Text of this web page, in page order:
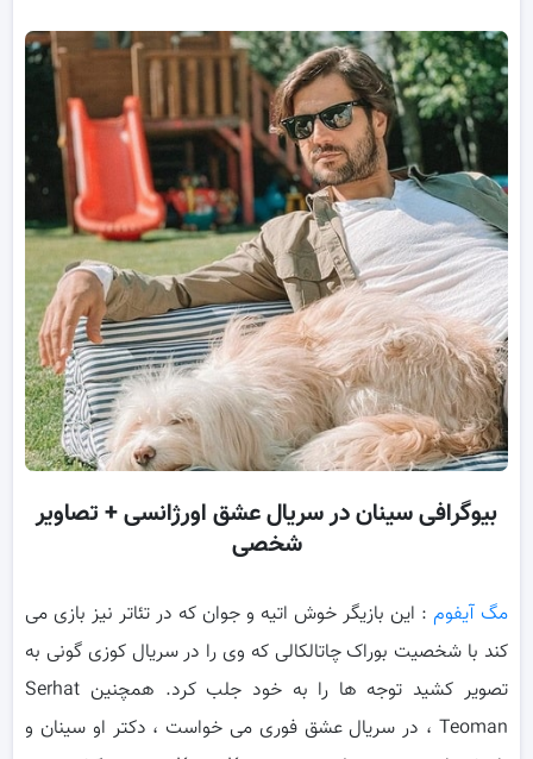
بیوگرافی سینان در سریال عشق اورژانسی + تصاویر
شخصی
مگ آیفوم : این بازیگر خوش اتیه و جوان که در تئاتر نیز بازی می
کند با شخصیت بوراک چاتالکالی که وی را در سریال کوزی گونی به
تصویر کشید توجه ها را به خود جلب کرد. همچنین Serhat
Teoman ، در سریال عشق فوری می خواست ، دکتر او سینان و